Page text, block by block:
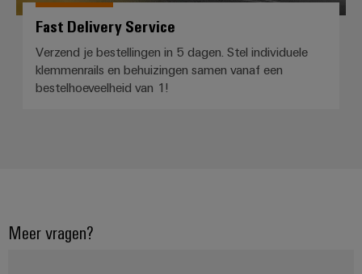
Fast Delivery Service
Verzend je bestellingen in 5 dagen. Stel individuele
klemmenrails en behuizingen samen vanaf een
bestelhoeveelheid van 1!
Meer vragen?